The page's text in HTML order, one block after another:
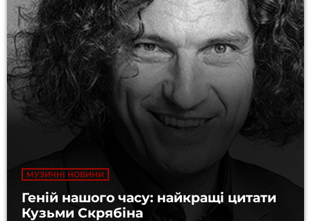
МУЗИЧНІ НОВИНИ
Геній нашого часу: найкращі цитати
Кузьми Скрябіна